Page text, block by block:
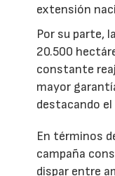
extensión
Por su parte,
20.500
constante
mayor
destacando el
En términos
campaña
dispar entre